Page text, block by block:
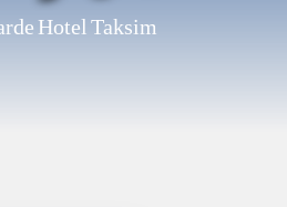
Hotel Taksim